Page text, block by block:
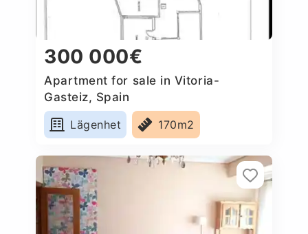
300 000€
Apartment for sale in Vitoria-
Gasteiz, Spain
Lägenhet
170m2